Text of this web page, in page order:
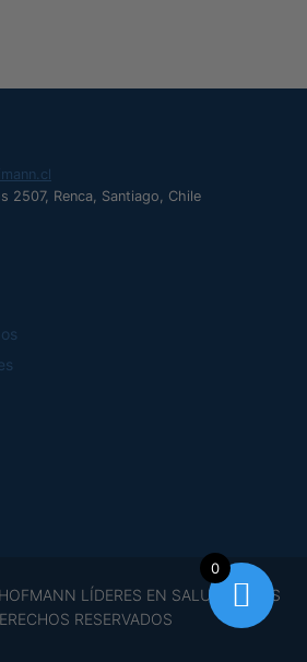
2507, Renca, Santiago, Chile
LÍDERES EN SALUD TODOS
RESERVADOS
0